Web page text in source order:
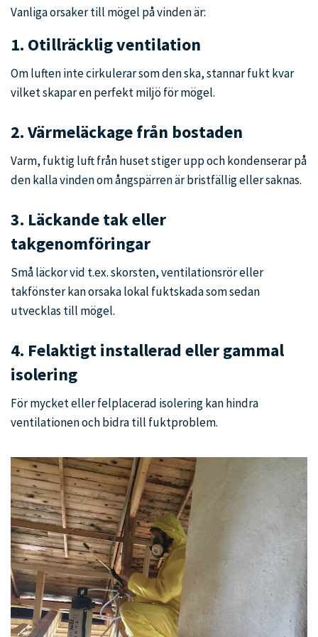
Vanliga orsaker till mögel på vinden är:
1. Otillräcklig ventilation
Om luften inte cirkulerar som den ska, stannar fukt kvar
vilket skapar en perfekt miljö för mögel.
2. Värmeläckage från bostaden
Varm, fuktig luft från huset stiger upp och kondenserar på
den kalla vinden om ångspärren är bristfällig eller saknas.
3. Läckande tak eller
takgenomföringar
Små läckor vid t.ex. skorsten, ventilationsrör eller
takfönster kan orsaka lokal fuktskada som sedan
utvecklas till mögel.
4. Felaktigt installerad eller gammal
isolering
För mycket eller felplacerad isolering kan hindra
ventilationen och bidra till fuktproblem.